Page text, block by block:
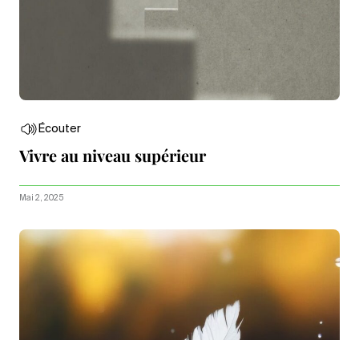
Écouter
Vivre au niveau supérieur
Mai 2, 2025